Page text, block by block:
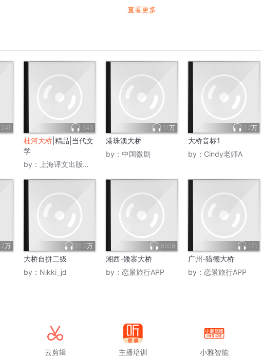
查看更多
241 643
桂河大桥 |精品|当代文
学
by：
上海译文出版社电子书
1.1万
港珠澳大桥
by： 中国微剧
1.2万
大桥音标1
by： Cindy老师A
万 16.9万
大桥自拼二级
by： Nikki_jd
9909
湘西-矮寨大桥
by： 恋景旅行APP
171
广州-猎德大桥
by： 恋景旅行APP
云剪辑 主播培训 小雅智能